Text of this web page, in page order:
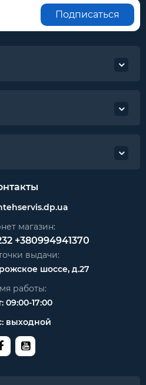
Подписаться
магазин:
+380994941370
выдачи:
шоссе, д.27
работы:
09:00-17:00
выходной